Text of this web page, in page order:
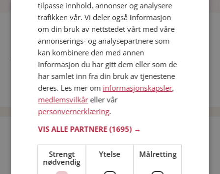
Fler single
Flere singlemenn fra Strand :Geir ,Jan Tore
Kvinner fra Strand
Date kvinner i Norge
Date menn i Norge
Bli medlem gratis!
Jeg er en:
tilpasse innhold, annonser og analysere
trafikken vår. Vi deler også informasjon
om din bruk av nettstedet vårt med våre
annonserings- og analysepartnere som
kan kombinere den med annen
informasjon du har gitt dem eller som de
har samlet inn fra din bruk av tjenestene
deres. Les mer om informasjonskapsler,
medlemsvilkåreller vår
personvernerklæring.
VIS ALLE PARTNERE(1695) →
Strengt
nødvendig
Ytelse Målretting